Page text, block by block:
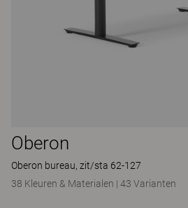
Oberon
Oberon bureau, zit/sta 62-127
38 Kleuren & Materialen | 43 Varianten